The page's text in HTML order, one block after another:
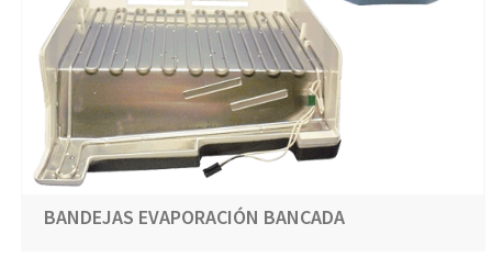
BANDEJAS EVAPORACIÓN BANCADA